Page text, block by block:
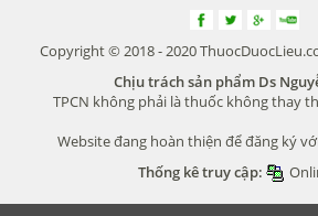
Copyright © 2018 - 2020
Chịu trách sản phẩm Ds
TPCN không phải là thuốc không thay
Website đang hoàn thiện để đăng ký
Thống kê truy cập: